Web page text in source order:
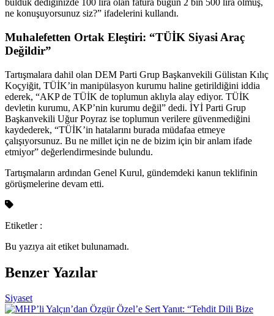
bulduk dediğinizde 100 lira olan fatura bugün 2 bin 500 lira olmuş,
ne konuşuyorsunuz siz?” ifadelerini kullandı.
Muhalefetten Ortak Eleştiri: “TÜİK Siyasi Araç
Değildir”
Tartışmalara dahil olan DEM Parti Grup Başkanvekili Gülistan Kılıç
Koçyiğit, TÜİK’in manipülasyon kurumu haline getirildiğini iddia
ederek, “AKP de TÜİK de toplumun aklıyla alay ediyor. TÜİK
devletin kurumu, AKP’nin kurumu değil” dedi. İYİ Parti Grup
Başkanvekili Uğur Poyraz ise toplumun verilere güvenmediğini
kaydederek, “TÜİK’in hatalarını burada müdafaa etmeye
çalışıyorsunuz. Bu ne millet için ne de bizim için bir anlam ifade
etmiyor” değerlendirmesinde bulundu.
Tartışmaların ardından Genel Kurul, gündemdeki kanun teklifinin
görüşmelerine devam etti.
Etiketler :
Bu yazıya ait etiket bulunamadı.
Benzer Yazılar
Siyaset